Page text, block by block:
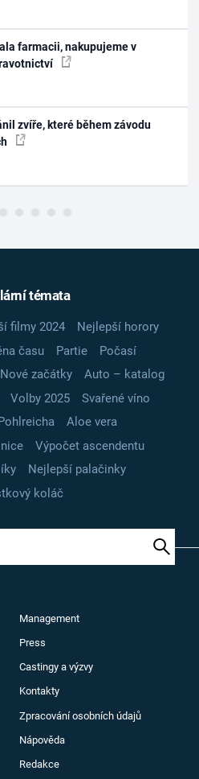
farmacii, nakupujeme v
zvíře, které během závodu
témata
filmy 2024
Nejlepší horory
času Partie
Počasí
začátky
Auto – katalog
Volby 2025
Svařené víno
Aloe vera
Výpočet ascendentu
Nejlepší palačinky
koláč
Management
Press
Castingy a výzvy
Kontakty
Zpracování osobních údajů
Nápověda
Redakce